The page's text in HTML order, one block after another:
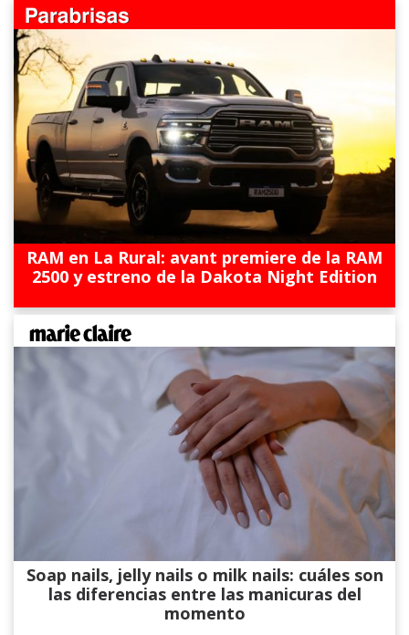
RAM en La Rural: avant premiere de la RAM
2500 y estreno de la Dakota Night Edition
Soap nails, jelly nails o milk nails: cuáles son
las diferencias entre las manicuras del
momento